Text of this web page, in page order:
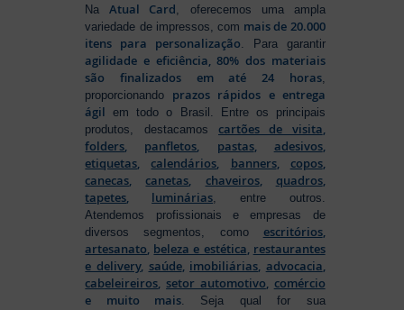
NaAtual Card, oferecemos uma ampla
variedade de impressos, com mais de 20.000
itens para personalização. Para garantir
agilidade e eficiência, 80% dos materiais
são finalizados em até 24 horas,
proporcionando prazos rápidos e entrega
ágil em todo o Brasil. Entre os principais
produtos, destacamos cartões de visita,
folders, panfletos, pastas, adesivos,
etiquetas,calendários, banners, copos,
canecas,canetas, chaveiros, quadros,
tapetes, luminárias, entre outros.
Atendemos profissionais e empresas de
diversos segmentos, como escritórios,
artesanato, beleza e estética, restaurantes
e delivery, saúde, imobiliárias, advocacia,
cabeleireiros, setor automotivo, comércio
e muito mais. Seja qual for sua